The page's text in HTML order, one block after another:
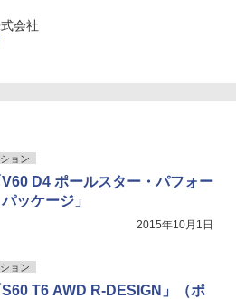
会社
ョン
D4 ポールスター・パフォー
ッケージ」
2015年10月1日
ョン
T6 AWD R-DESIGN」（ポ